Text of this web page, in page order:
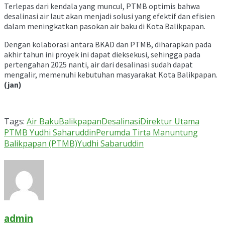
Terlepas dari kendala yang muncul, PTMB optimis bahwa
desalinasi air laut akan menjadi solusi yang efektif dan efisien
dalam meningkatkan pasokan air baku di Kota Balikpapan.
Dengan kolaborasi antara BKAD dan PTMB, diharapkan pada
akhir tahun ini proyek ini dapat dieksekusi, sehingga pada
pertengahan 2025 nanti, air dari desalinasi sudah dapat
mengalir, memenuhi kebutuhan masyarakat Kota Balikpapan.
(jan)
Tags: Air BakuBalikpapanDesalinasiDirektur Utama
PTMB Yudhi SaharuddinPerumda Tirta Manuntung
Balikpapan (PTMB)Yudhi Sabaruddin
admin